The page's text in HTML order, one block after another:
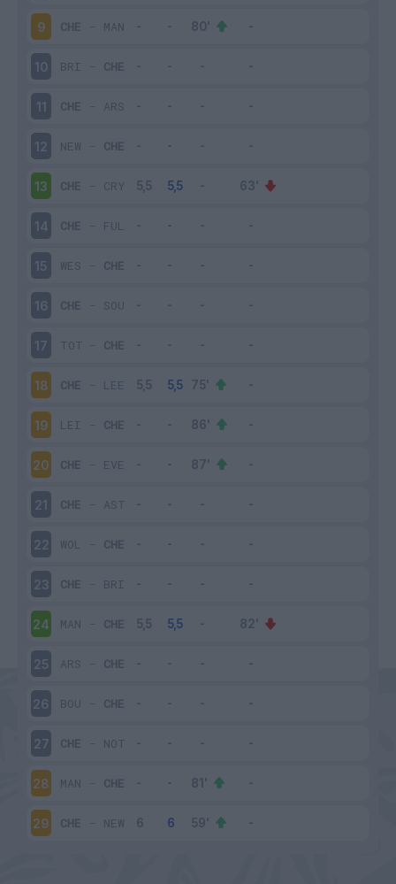
9 CHE - MAN
10 BRI - CHE
11 CHE - ARS
12 NEW - CHE
13 CHE - CRY
14 CHE - FUL
15 WES - CHE
16 CHE - SOU
17 TOT - CHE
18 CHE - LEE
19 LEI - CHE
20 CHE - EVE
21 CHE - AST
22 WOL - CHE
23 CHE - BRI
24 MAN - CHE
25 ARS - CHE
26 BOU - CHE
27 CHE - NOT
28 MAN - CHE
29 CHE - NEW